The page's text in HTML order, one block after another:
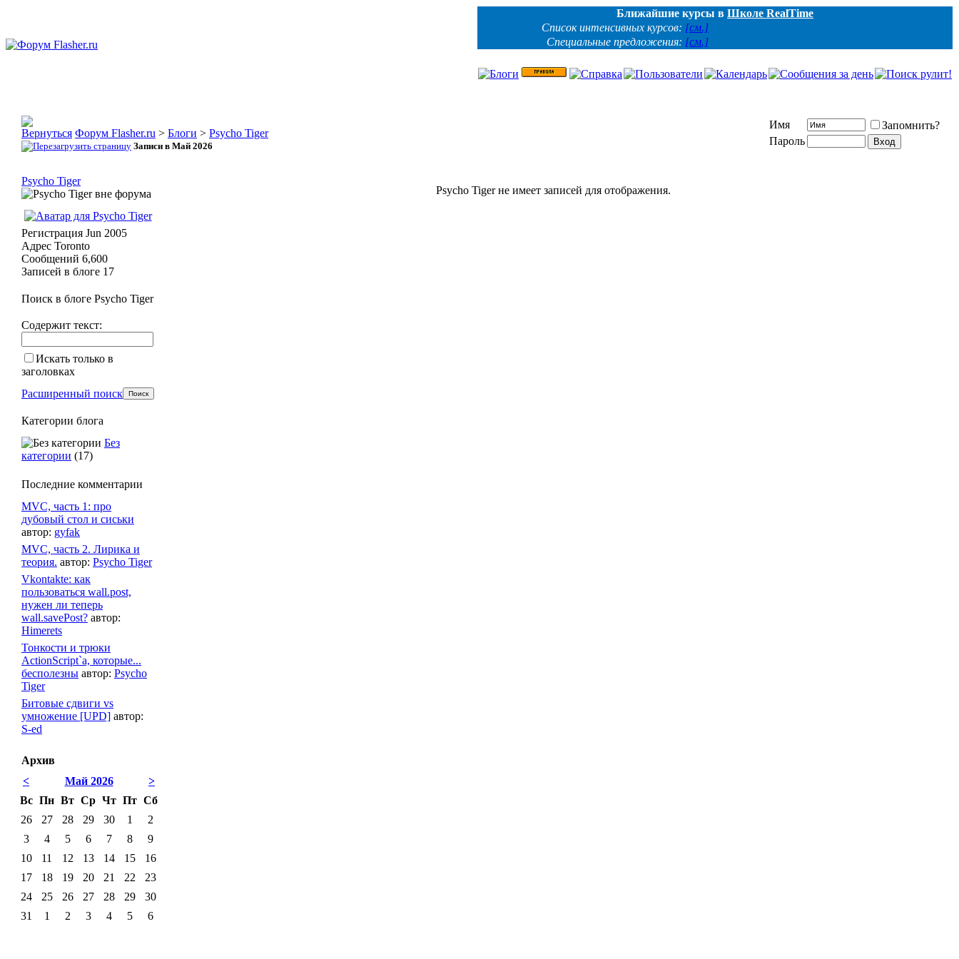
Ближайшие курсы в Школе RealTime
Список интенсивных курсов: [см.]
Специальные предложения: [см.]
Форум Flasher.ru > Блоги > Psycho Tiger
Записи в Май 2026
Имя
Запомнить?
Пароль
Psycho Tiger не имеет записей для отображения.
Psycho Tiger
Регистрация Jun 2005
Адрес Toronto
Сообщений 6,600
Записей в блоге 17
Поиск в блоге Psycho Tiger
Содержит текст:
Искать только в
заголовках
Расширенный поиск
Категории блога
Без
категории (17)
Последние комментарии
MVC, часть 1: про
дубовый стол и сиськи
автор: gyfak
MVC, часть 2. Лирика и
теория. автор: Psycho Tiger
Vkontakte: как
пользоваться wall.post,
нужен ли теперь
wall.savePost? автор:
Himerets
Тонкости и трюки
ActionScript`а, которые...
бесполезны автор: Psycho
Tiger
Битовые сдвиги vs
умножение [UPD] автор:
S-ed
Архив
<
>
Май 2026
Вс Пн Вт Ср Чт Пт Сб
26
27 28 29 30 1
2
3
4 5 6 7 8
9
10
11 12 13 14 15
16
17
18 19 20 21 22
23
24
25 26 27 28 29
30
31
1 2 3 4 5 6